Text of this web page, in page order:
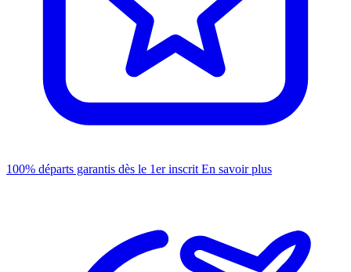
100% départs garantis dès le 1er inscrit En savoir plus